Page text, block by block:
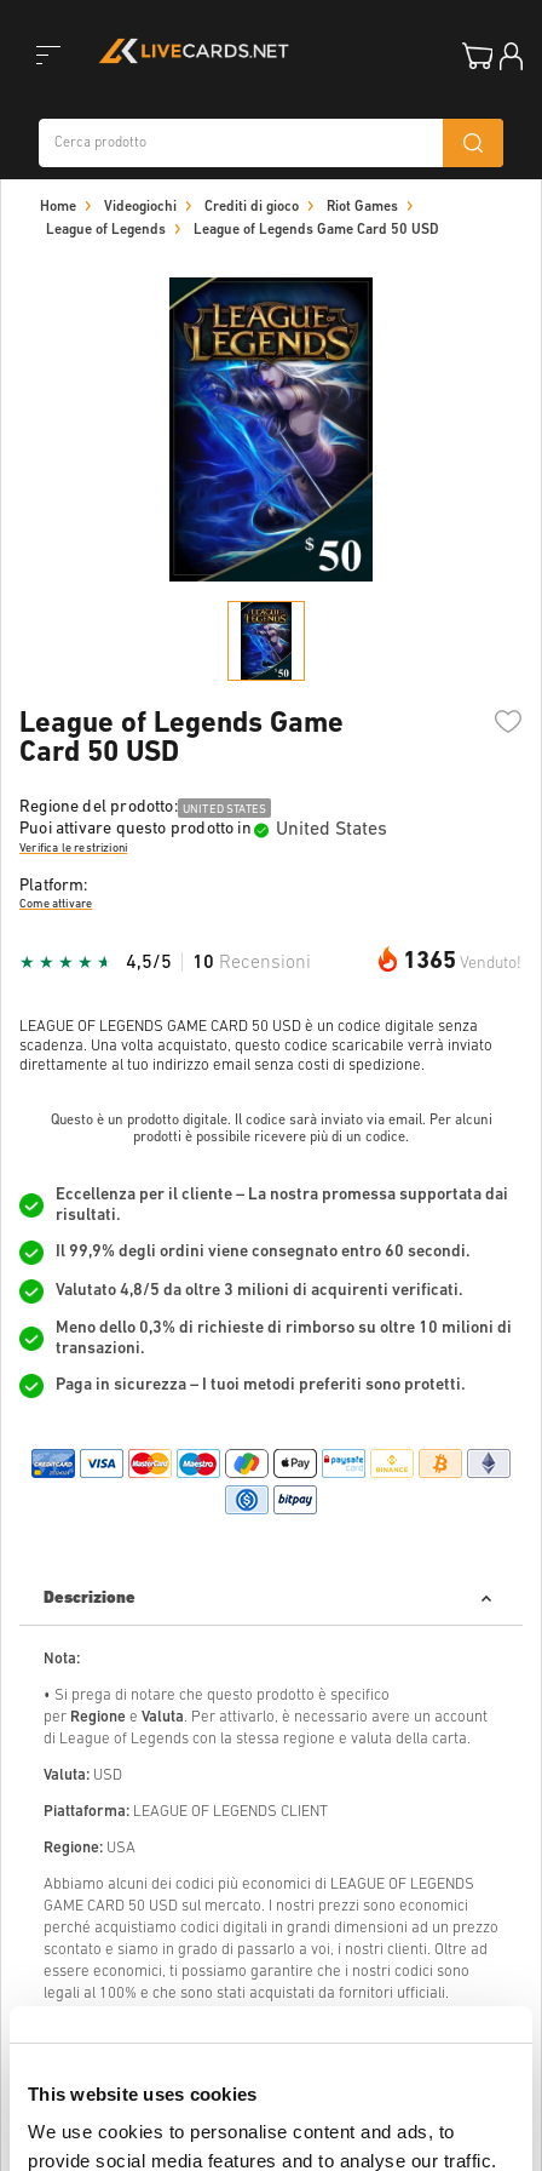
This website uses cookies
We use cookies to personalise content and ads, to
provide social media features and to analyse our traffic.
navigation
Home Videogiochi Crediti di gioco
Riot Games
League of Legends
League of Legends Game Card 50 USD
League of Legends Game
Card 50 USD
Regione del prodotto: UNITED STATES
Puoi attivare questo prodotto in United States
Verifica le restrizioni
Platform:
Come attivare
1365 Venduto!
4,5/5 10 Recensioni
LEAGUE OF LEGENDS GAME CARD 50 USD è un codice digitale senza
scadenza. Una volta acquistato, questo codice scaricabile verrà inviato
direttamente al tuo indirizzo email senza costi di spedizione.
Questo è un prodotto digitale. Il codice sarà inviato via email. Per alcuni
prodotti è possibile ricevere più di un codice.
Eccellenza per il cliente – La nostra promessa supportata dai
risultati.
Il 99,9% degli ordini viene consegnato entro 60 secondi.
Valutato 4,8/5 da oltre 3 milioni di acquirenti verificati.
Meno dello 0,3% di richieste di rimborso su oltre 10 milioni di
transazioni.
Paga in sicurezza – I tuoi metodi preferiti sono protetti.
Descrizione
Nota:
• Si prega di notare che questo prodotto è specifico
per Regione e Valuta. Per attivarlo, è necessario avere un account
di League of Legends con la stessa regione e valuta della carta.
Valuta: USD
Piattaforma: LEAGUE OF LEGENDS CLIENT
Regione: USA
Abbiamo alcuni dei codici più economici di LEAGUE OF LEGENDS
GAME CARD 50 USD sul mercato. I nostri prezzi sono economici
perché acquistiamo codici digitali in grandi dimensioni ad un prezzo
scontato e siamo in grado di passarlo a voi, i nostri clienti. Oltre ad
essere economici, ti possiamo garantire che i nostri codici sono
legali al 100% e che sono stati acquistati da fornitori ufficiali.
saranno forniti prima o alla data di rilascio menzionata.)
La nostra Live Chat (24/7) e il nostro eccellente supporto clienti
sono sempre disponibili in caso ci fossero problemi o domande